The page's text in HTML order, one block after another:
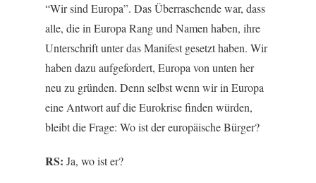
“Wir sind Europa”. Das Überraschende war, dass
alle, die in Europa Rang und Namen haben, ihre
Unterschrift unter das Manifest gesetzt haben. Wir
haben dazu aufgefordert, Europa von unten her
neu zu gründen. Denn selbst wenn wir in Europa
eine Antwort auf die Eurokrise finden würden,
bleibt die Frage: Wo ist der europäische Bürger?
RS: Ja, wo ist er?